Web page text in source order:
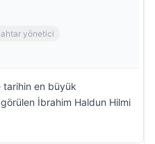
yönetici
tarihin en büyük
görülen İbrahim Haldun Hilmi